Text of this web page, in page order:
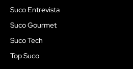
Suco Entrevista
Suco Gourmet
Suco Tech
Top Suco